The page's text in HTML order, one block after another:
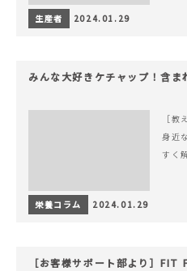
生産者 2024.01.29
みんな大好きケチャップ！含ま
［
身近
すく
栄養コラム 2024.01.29
［お客様サポート部より］FIT